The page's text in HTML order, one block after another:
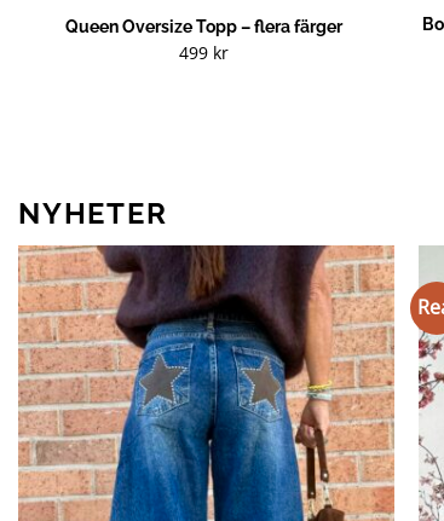
Queen Oversize Topp – flera färger
499 kr
NYHETER